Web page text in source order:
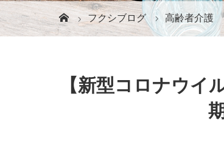
フクシブログ 高齢者介護
【新型コロナウイ